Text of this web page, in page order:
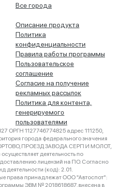
Все города
Описание продукта
Политика
конфиденциальности
Правила работы программы
Пользовательское
соглашение
Согласие на получение
рекламных рассылок
Политика для контента,
генерируемого
пользователями
ОРГН 1127746774825 адрес 111250,
города федерального значения
ПРОЕЗД ЗАВОДА СЕРП И МОЛОТ,
деятельность по
лицензий на ПО. Согласно
деятельности (код): 2.01.
права принадлежат ООО "Автоспот":
ЭВМ № 2018618687, внесена в